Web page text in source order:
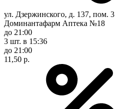
ул. Дзержинского, д. 137, пом. 3
Доминантафарм Аптека №18
до 21:00
3 шт. в 15:36
до 21:00
11,50 р.